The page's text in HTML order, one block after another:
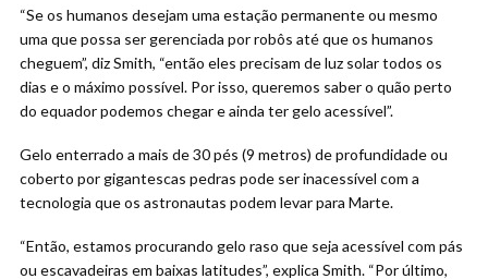
“Se os humanos desejam uma estação permanente ou mesmo
uma que possa ser gerenciada por robôs até que os humanos
cheguem”, diz Smith, “então eles precisam de luz solar todos os
dias e o máximo possível. Por isso, queremos saber o quão perto
do equador podemos chegar e ainda ter gelo acessível”.
Gelo enterrado a mais de 30 pés (9 metros) de profundidade ou
coberto por gigantescas pedras pode ser inacessível com a
tecnologia que os astronautas podem levar para Marte.
“Então, estamos procurando gelo raso que seja acessível com pás
ou escavadeiras em baixas latitudes”, explica Smith. “Por último,